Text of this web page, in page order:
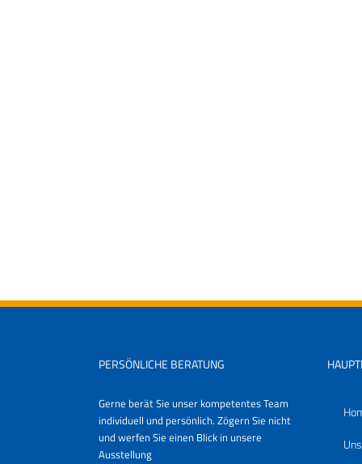
PERSÖNLICHE BERATUNG
Gerne berät Sie unser kompetentes Team
individuell und persönlich. Zögern Sie nicht
und werfen Sie einen Blick in unsere
Ausstellung